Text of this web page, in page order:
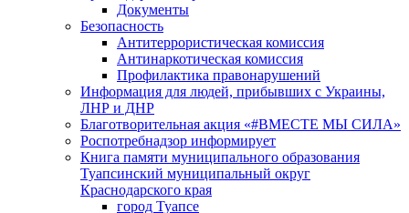
Документы
Безопасность
Антитеррористическая комиссия
Антинаркотическая комиссия
Профилактика правонарушений
Информация для людей, прибывших с Украины,
ЛНР и ДНР
Благотворительная акция «#ВМЕСТЕ МЫ СИЛА»
Роспотребнадзор информирует
Книга памяти муниципального образования
Туапсинский муниципальный округ
Краснодарского края
город Туапсе